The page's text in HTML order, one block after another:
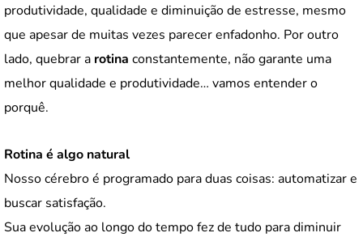
produtividade, qualidade e diminuição de estresse, mesmo
que apesar de muitas vezes parecer enfadonho. Por outro
lado, quebrar a rotina constantemente, não garante uma
melhor qualidade e produtividade… vamos entender o
porquê.
Rotina é algo natural
Nosso cérebro é programado para duas coisas: automatizar e
buscar satisfação.
Sua evolução ao longo do tempo fez de tudo para diminuir